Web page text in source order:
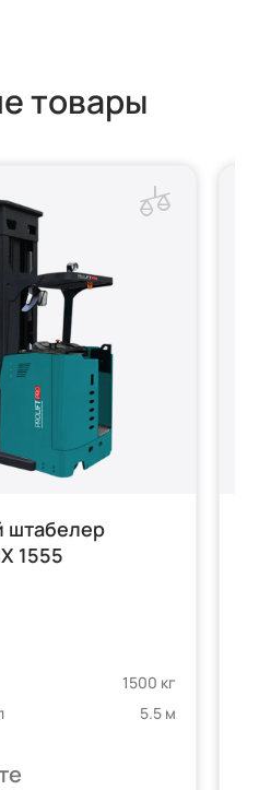
товары
штабелер
1555
1500 кг
5.5 м